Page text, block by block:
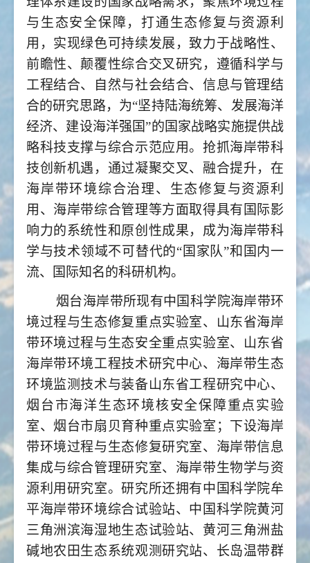
与生态安全保障，打通生态修复与资源利
用，实现绿色可持续发展，致力于战略性、
前瞻性、颠覆性综合交叉研究，遵循科学与
工程结合、自然与社会结合、信息与管理结
合的研究思路，为“坚持陆海统筹、发展海洋
经济、建设海洋强国”的国家战略实施提供战
略科技支撑与综合示范应用。抢抓海岸带科
技创新机遇，通过凝聚交叉、融合提升，在
海岸带环境综合治理、生态修复与资源利
用、海岸带综合管理等方面取得具有国际影
响力的系统性和原创性成果，成为海岸带科
学与技术领域不可替代的“国家队”和国内一
流、国际知名的科研机构。
烟台海岸带所现有中国科学院海岸带环
境过程与生态修复重点实验室、山东省海岸
带环境过程与生态安全重点实验室、山东省
海岸带环境工程技术研究中心、海岸带生态
环境监测技术与装备山东省工程研究中心、
烟台市海洋生态环境核安全保障重点实验
室、烟台市扇贝育种重点实验室；下设海岸
带环境过程与生态修复研究室、海岸带信息
集成与综合管理研究室、海岸带生物学与资
源利用研究室。研究所还拥有中国科学院牟
平海岸带环境综合试验站、中国科学院黄河
三角洲滨海湿地生态试验站、黄河三角洲盐
碱地农田生态系统观测研究站、长岛温带群